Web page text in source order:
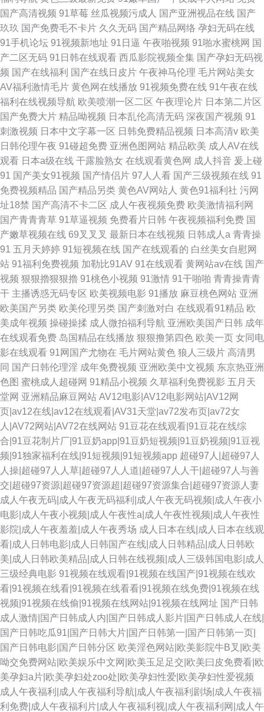
国产高清视频 91草莓 丝瓜视频污成人 国产亚洲视品在线 国产
玖玖 国产免费毛不卡片 久久无码 国产精品网络 孕妇无码在线
91手机论坛 91视频新地址 91日逼 午夜啪视频 91啪水蜜桃网 国
产二区无码 91日韩在线观看 西瓜影院视频全集 国产孕妇无码视
频 国产在线福利 国产在线日皮片 午夜神马伦理 毛片网站美女
AV福利激情毛片 黄色网在线播放 91视频免费在线 91午夜在线
福利在线视频导航 欧美喷潮一区二区 午夜理论片 日本第二片区
国产免费大片 精品呦视频 日本乱伦高清无码 深夜国产视频 91
刺激视频 日本中文字幕一区 日韩免费精品视频 日本高清v 欧美
日韩伦理午夜 91碰超免费 亚洲色图网站 精品欧美 成人AV在线
观看 日本a级在线 干露脸熟女 在线观看黄色网 成人抖音 爰上碰
91 国产美女91视频 国产情侣片 97人人看 国产三级视频在线 91
免费视频精品 国产精品另类 黄色AV网站人 黄色91福利社 污网
址18禁 国产高清不卡二区 成人午夜视频免费 欧美激情福利网
国产青青青草 91草逼视频 免费看片日韩 午夜视频福利免费 国
产嫩草视频在线 69叉叉叉 最新日本在线视频 日韩成人a 青青操
91 五月天婷婷 91短视频在线 国产在线观看的 白丝美女自慰网
站 91福利免费视频 加勒比91AV 91在线观看 黄网站av在线 国产
视频 狠狠擼狠狠擼 91桃色小视频 91激情 91干啪啪 青青操青青
干 主播诱惑无码专区 欧美视频电影 91播放 麻豆桃色网站 亚洲
欧美国产另类 欧美伦理另类 国产刺激对白 在线观看91精品 欧
美成年视频 操碰操揉 成人微拍福利导航 亚洲欧美国产日韩 成年
在线观看免费 岛国精品在线播放 狠狠撸第四色 欧美一页 女同电
影在线观看 91网国产尤物在 毛片网站黄色 狼人三级片 高清男
同 国产日韩伦理淫 成年免费视频 亚洲欧美中文视频 东京热亚洲
色图 蜜桃成人超碰网 91精品小视频 久草福利免费视影 五月天
堂网 亚洲精品麻豆网站 AV12电影|AV12电影网站|AV12网
页|av12在线|av12在线观看|AV31天堂|av72发布页|av72女
人|AV72网站|AV72在线网站 91豆花在线观看|91豆花在线综
合|91豆花制片厂|91豆奶app|91豆奶短视频|91豆奶视频|91豆视
频|91独家福利在线|91短视频|91短视频app 超碰97人|超碰97人
人操|超碰97人人草|超碰97人人道|超碰97人人干|超碰97人与善
交|超碰97资源|超碰97资源超|超碰97资源集合|超碰97资源人妻
成人午夜无码|成人午夜无码福利|成人午夜无码视频|成人午夜小
电影|成人午夜小视频|成人午夜性a|成人午夜性视频|成人午夜性
影院|成人午夜羞羞|成人午夜秀场 成人日本在线|成人日本在线观
看|成人日韩电影|成人日韩国产在线|成人日韩精品|成人日韩欧
美|成人日韩欧美精品|成人日韩在线视频|成人三级韩国电影|成人
三级经典电影 91视频在线观看|91视频在线国产|91视频在线欢
看|91视频在线看|91视频在线看看|91视频在线免费|91视频在线
视频|91视频在线偷|91视频在线网站|91视频在线网址 国产日韩
成人激情|国产日韩成人内|国产日韩成人影片|国产日韩成人在线|
国产日韩吃瓜91|国产日韩大片|国产日韩第一|国产日韩第一页|
国产日韩电影|国产日韩分区 欧美淫色网站|欧美影院牛B叉|欧美
呦交免费网站|欧美娱乐中文网|欧美玉足足交|欧美曰皮免费看|欧
美孕妇a片|欧美孕妇处zoo处|欧美孕妇性爱|欧美孕妇性爱视频
成人午夜福利|成人午夜福利导航|成人午夜福利剧场|成人午夜福
利免费|成人午夜福利片|成人午夜福利视|成人午夜福利网|成人午